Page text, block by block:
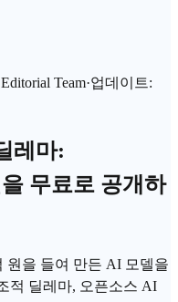
Team·업데이트:
레마:
무료로 공개하
원을 들여 만든 AI 모델을
적 딜레마, 오픈소스 AI